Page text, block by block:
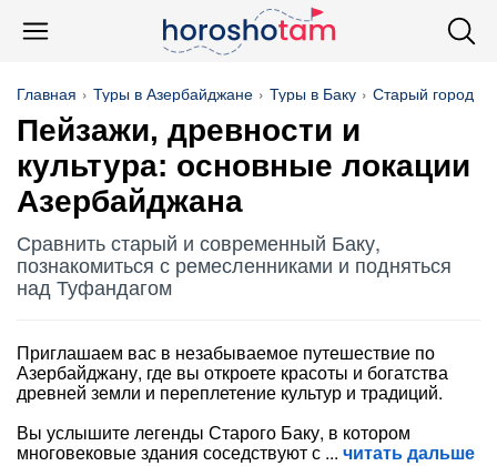
Главная Туры в Азербайджане Туры в Баку Старый город
Пейзажи, древности и
культура: основные локации
Азербайджана
Сравнить старый и современный Баку,
познакомиться с ремесленниками и подняться
над Туфандагом
Приглашаем вас в незабываемое путешествие по
Азербайджану, где вы откроете красоты и богатства
древней земли и переплетение культур и традиций.
Вы услышите легенды Старого Баку, в котором
многовековые здания соседствуют с читать дальше